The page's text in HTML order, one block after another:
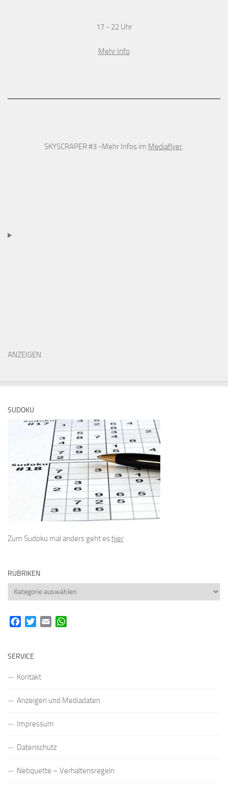
17 - 22 Uhr
Mehr Info
SKYSCRAPER #3 -Mehr Infos im Mediaflyer.
ANZEIGEN
SUDOKU
Zum Sudoku mal anders geht es hier
RUBRIKEN
Rubriken
FacebookTwitterEmail
SERVICE
Kontakt
Anzeigen und Mediadaten
Impressum
Datenschutz
Netiquette – Verhaltensregeln